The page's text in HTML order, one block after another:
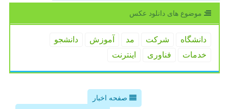
موضوع های دانلود عكس
دانشگاه شركت مد آموزش
دانشجو
خدمات
فناوری اینترنت
صفحه اخبار